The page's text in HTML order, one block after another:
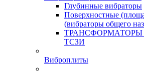
Глубинные вибраторы
Поверхностные
(вибраторы общего
ТСЗИ
Виброплиты